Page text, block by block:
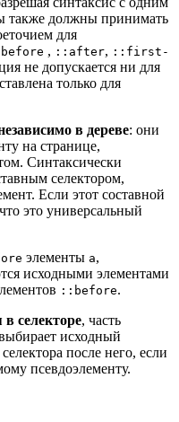
также должны принимать
для
, ::after, ::first-
не допускается ни для
только для
в дереве: они
на странице,
Синтаксически
селектором,
Если этот составной
это универсальный
элементы a,
исходными элементами
::before.
в селекторе, часть
исходный
после него, если
псевдоэлементу.